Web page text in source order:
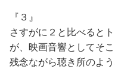
『３』
さすがに２と比べると
が、映画音響としてそ
残念ながら聴き所のよう